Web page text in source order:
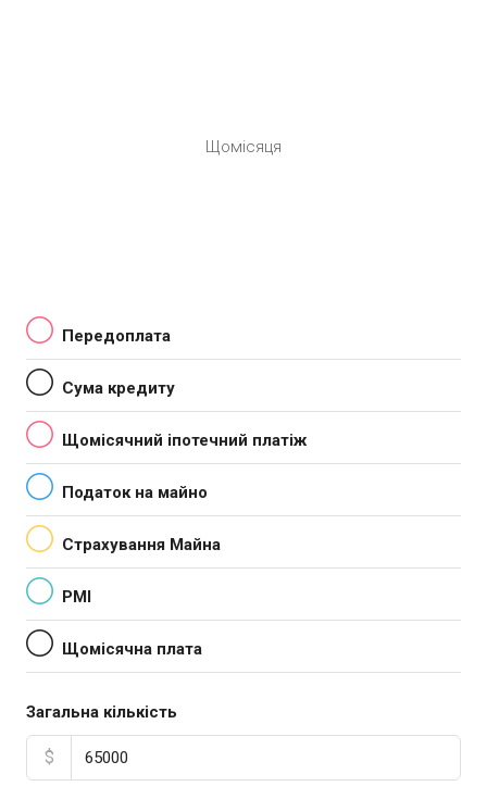
Щомісяця
Передоплата
Сума кредиту
Щомісячний іпотечний платіж
Податок на майно
Страхування Майна
PMI
Щомісячна плата
Загальна кількість
$